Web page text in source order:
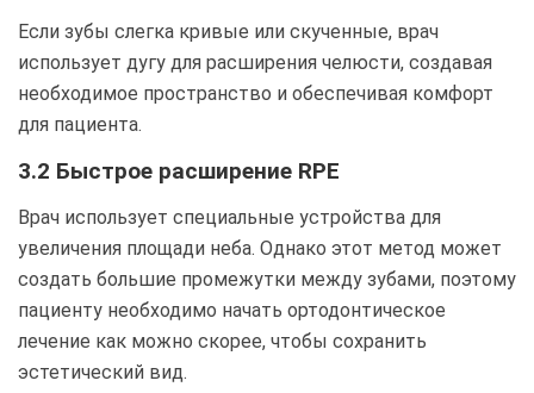
Если зубы слегка кривые или скученные, врач
использует дугу для расширения челюсти, создавая
необходимое пространство и обеспечивая комфорт
для пациента.
3.2 Быстрое расширение RPE
Врач использует специальные устройства для
увеличения площади неба. Однако этот метод может
создать большие промежутки между зубами, поэтому
пациенту необходимо начать ортодонтическое
лечение как можно скорее, чтобы сохранить
эстетический вид.